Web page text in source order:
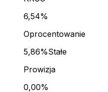
6,54%
Oprocentowanie
5,86%Stałe
Prowizja
0,00%